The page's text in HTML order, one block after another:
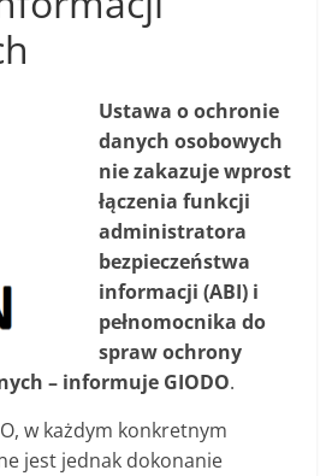
Ustawa o ochronie
danych osobowych
nie zakazuje wprost
łączenia funkcji
administratora
bezpieczeństwa
informacji (ABI) i
pełnomocnika do
spraw ochrony
– informuje GIODO.
w każdym konkretnym
jest jednak dokonanie